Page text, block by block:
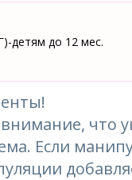
детям до 12 мес.
что
Если